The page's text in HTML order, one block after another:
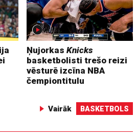
ŅujorkasKnicks
basketbolisti trešo reizi
vēsturē izcīna NBA
čempiontitulu
Vairāk BASKETBOLS